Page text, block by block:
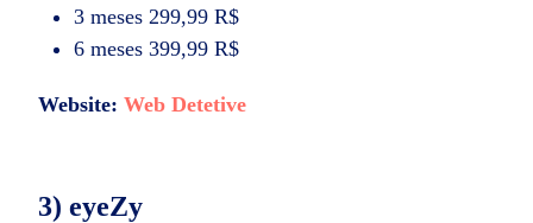
3 meses 299,99 R$
6 meses 399,99 R$
Website:Web Detetive
3) eyeZy